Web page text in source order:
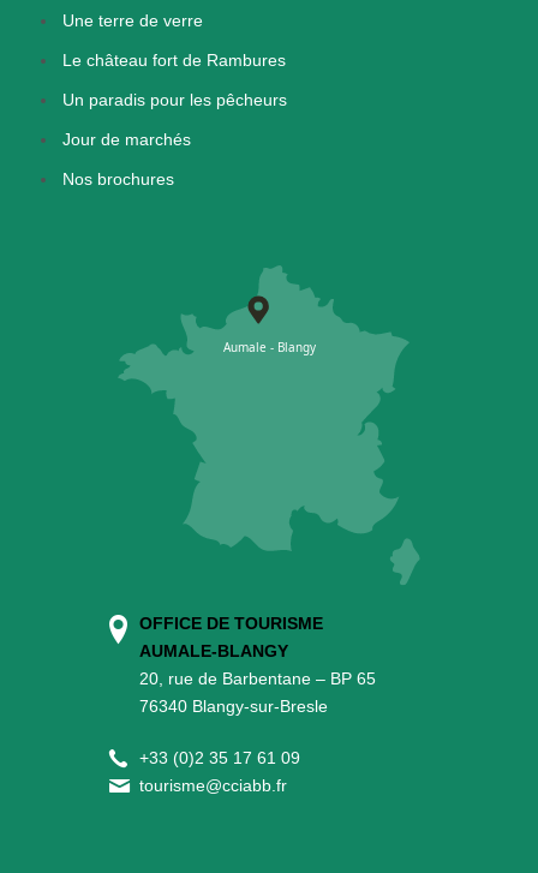
Une terre de verre
Le château fort de Rambures
Un paradis pour les pêcheurs
Jour de marchés
Nos brochures
OFFICE DE TOURISME
AUMALE-BLANGY
20, rue de Barbentane – BP 65
76340 Blangy-sur-Bresle
+33 (0)2 35 17 61 09
tourisme@cciabb.fr